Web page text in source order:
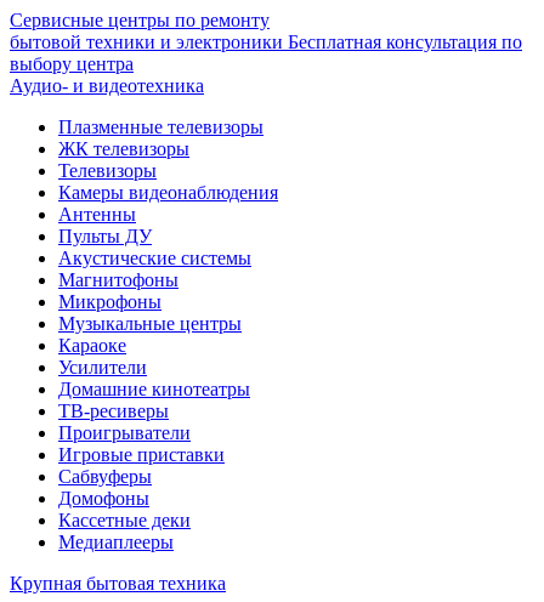
Сервисные центры по ремонту
бытовой техники и электроники Бесплатная консультация по
выбору центра
Аудио- и видеотехника
Плазменные телевизоры
ЖК телевизоры
Телевизоры
Камеры видеонаблюдения
Антенны
Пульты ДУ
Акустические системы
Магнитофоны
Микрофоны
Музыкальные центры
Караоке
Усилители
Домашние кинотеатры
ТВ-ресиверы
Проигрыватели
Игровые приставки
Сабвуферы
Домофоны
Кассетные деки
Медиаплееры
Крупная бытовая техника